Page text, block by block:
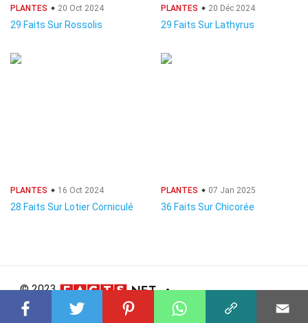
PLANTES 20 Oct 2024
29 Faits Sur Rossolis
PLANTES 20 Déc 2024
29 Faits Sur Lathyrus
PLANTES 16 Oct 2024
28 Faits Sur Lotier Corniculé
PLANTES 07 Jan 2025
36 Faits Sur Chicorée
© 2023